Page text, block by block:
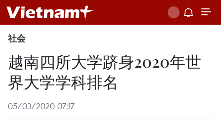
社会
越南四所大学跻身2020年世
界大学学科排名
05/03/2020 07:17